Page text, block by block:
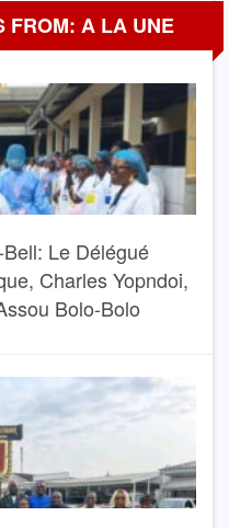
FROM: A LA UNE
Le Délégué
Charles Yopndoi,
Bolo-Bolo